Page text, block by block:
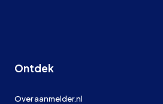
Ontdek
Over aanmelder.nl